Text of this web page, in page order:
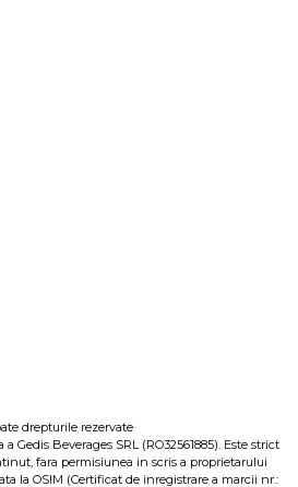
drepturile rezervate
Gedis Beverages SRL (RO32561885). Este strict
fara permisiunea in scris a proprietarului
la OSIM (Certificat de inregistrare a marcii nr.: